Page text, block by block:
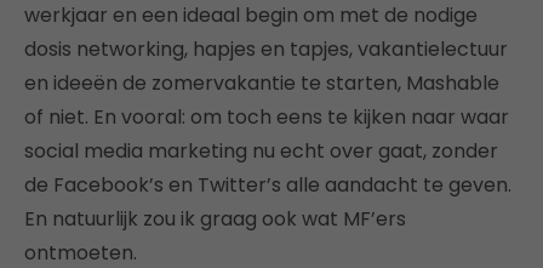
werkjaar en een ideaal begin om met de nodige
dosis networking, hapjes en tapjes, vakantielectuur
en ideeën de zomervakantie te starten, Mashable
of niet. En vooral: om toch eens te kijken naar waar
social media marketing nu echt over gaat, zonder
de Facebook’s en Twitter’s alle aandacht te geven.
En natuurlijk zou ik graag ook wat MF’ers
ontmoeten.